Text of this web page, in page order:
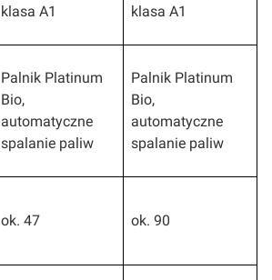
klasa A1
klasa A1
Palnik Platinum
Bio,
automatyczne
spalanie paliw
Palnik Platinum
Bio,
automatyczne
spalanie paliw
ok. 47 ok. 90